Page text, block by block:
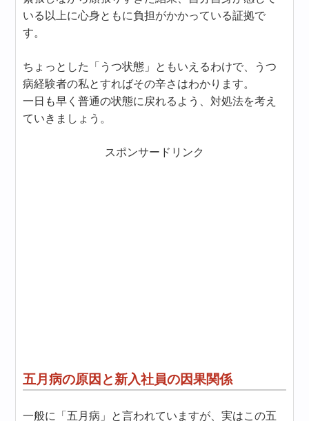
いる以上に心身ともに負担がかかっている証拠で
す。
ちょっとした「うつ状態」ともいえるわけで、うつ
病経験者の私とすればその辛さはわかります。
一日も早く普通の状態に戻れるよう、対処法を考え
ていきましょう。
スポンサードリンク
五月病の原因と新入社員の因果関係
一般に「五月病」と言われていますが、実はこの五